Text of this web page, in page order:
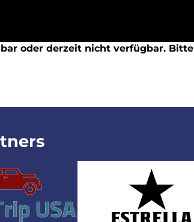
oder derzeit nicht verfügbar. Bitte